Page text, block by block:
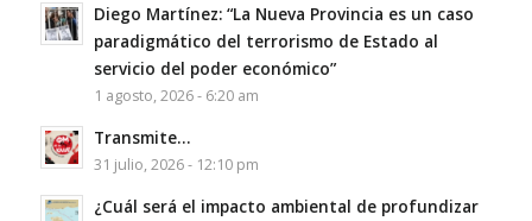
Diego Martínez: “La Nueva Provincia es un caso
paradigmático del terrorismo de Estado al
servicio del poder económico”
1 agosto, 2026 - 6:20 am
Transmite…
31 julio, 2026 - 12:10 pm
¿Cuál será el impacto ambiental de profundizar